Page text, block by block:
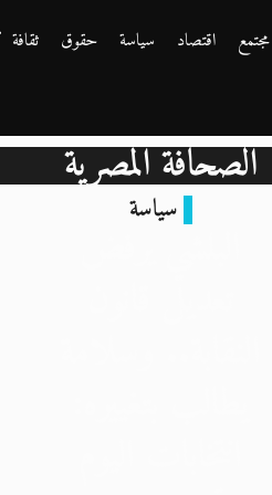
مجتمع اقتصاد سياسة حقوق
ثقافة
الصحافة المصرية
سياسة